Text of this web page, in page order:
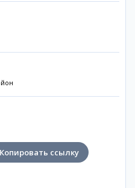
Копировать ссылку